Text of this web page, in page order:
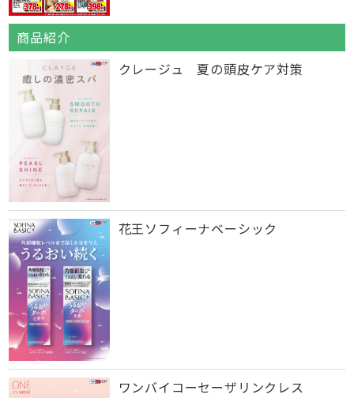
商品紹介
クレージュ 夏の頭皮ケア対策
花王ソフィーナベーシック
ワンバイコーセーザリンクレス